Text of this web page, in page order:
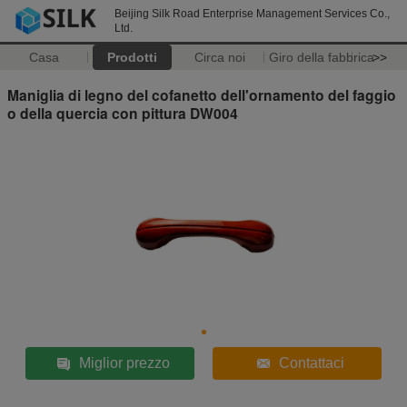
Beijing Silk Road Enterprise Management Services Co.,
Ltd.
Casa Prodotti Circa noi Giro della fabbrica>>
Maniglia di legno del cofanetto dell'ornamento del faggio
o della quercia con pittura DW004
Miglior prezzo Contattaci